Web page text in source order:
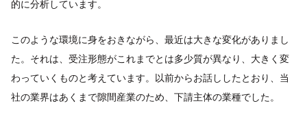
的に分析しています。
このような環境に身をおきながら、最近は大きな変化がありまし
た。それは、受注形態がこれまでとは多少質が異なり、大きく変
わっていくものと考えています。以前からお話ししたとおり、当
社の業界はあくまで隙間産業のため、下請主体の業種でした。